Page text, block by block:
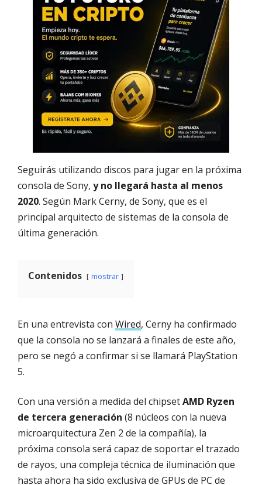
Seguirás utilizando discos para jugar en la próxima
consola de Sony, y no llegará hasta al menos
2020. Según Mark Cerny, de Sony, que es el
principal arquitecto de sistemas de la consola de
última generación.
Contenidos mostrar
En una entrevista con Wired, Cerny ha confirmado
que la consola no se lanzará a finales de este año,
pero se negó a confirmar si se llamará PlayStation
5.
Con una versión a medida del chipsetAMD Ryzen
de tercera generación (8 núcleos con la nueva
microarquitectura Zen 2 de la compañía), la
próxima consola será capaz de soportar el trazado
de rayos, una compleja técnica de iluminación que
hasta ahora ha sido exclusiva de GPUs de PC de